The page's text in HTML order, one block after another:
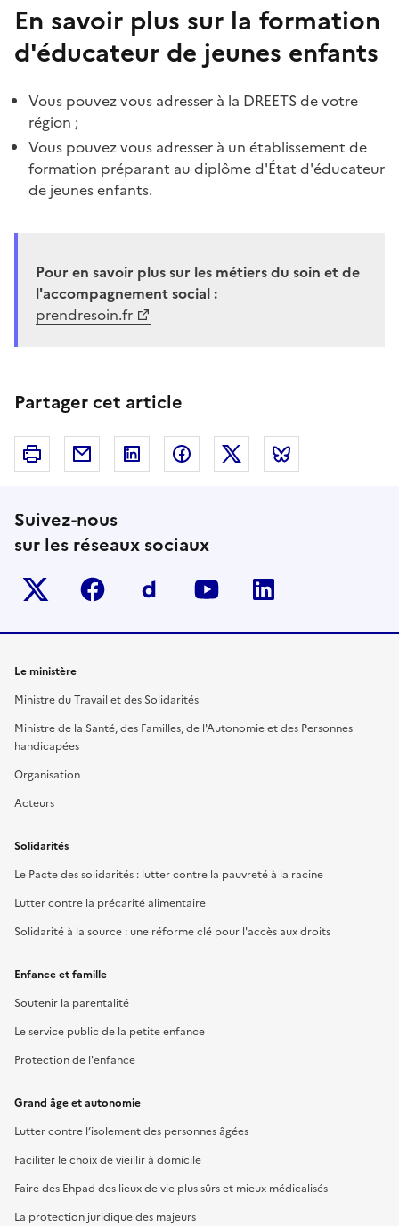
En savoir plus sur la formation
d'éducateur de jeunes enfants
Vous pouvez vous adresser à la DREETS de votre
région ;
Vous pouvez vous adresser à un établissement de
formation préparant au diplôme d'État d'éducateur
de jeunes enfants.
Pour en savoir plus sur les métiers du soin et de
l'accompagnement social :
prendresoin.fr
Partager cet article
Imprimer Courriel Linkedin FacebookTwitter
Suivez-nous
sur les réseaux sociaux
Twitter-x facebook Dailymotion
youtube
Le ministère
Ministre du Travail et des Solidarités
Ministre de la Santé, des Familles, de l'Autonomie et des Personnes
handicapées
Organisation
Acteurs
Solidarités
Le Pacte des solidarités : lutter contre la pauvreté à la racine
Lutter contre la précarité alimentaire
Solidarité à la source : une réforme clé pour l'accès aux droits
Enfance et famille
Soutenir la parentalité
Le service public de la petite enfance
Protection de l'enfance
Grand âge et autonomie
Lutter contre l’isolement des personnes âgées
Faciliter le choix de vieillir à domicile
Faire des Ehpad des lieux de vie plus sûrs et mieux médicalisés
La protection juridique des majeurs